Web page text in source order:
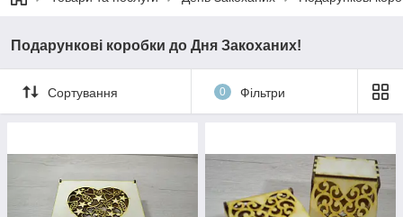
Подарункові коробки до Дня Закоханих!
Сортування 0 Фільтри